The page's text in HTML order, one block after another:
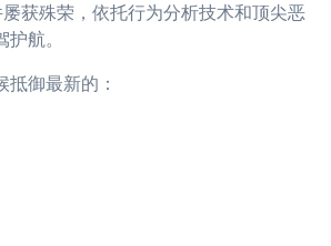
获殊荣，依托行为分析技术和顶尖恶
航。
御最新的：